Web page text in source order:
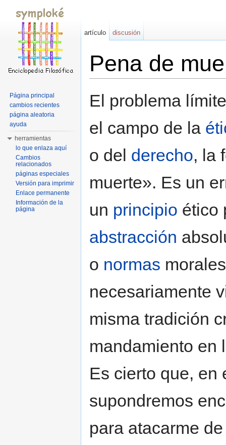
Pena de
El problema
el campo de la
o del derecho, la
muerte». Es un
un principio ético
abstracción
o normas
necesariamente
misma tradición
mandamiento en
Es cierto que, en
supondremos
para atacarme
artículo discusión
Página principal
cambios recientes
página aleatoria
ayuda
herramientas
lo que enlaza aquí
Cambios
relacionados
páginas especiales
Versión para imprimir
Enlace permanente
Información de la
página